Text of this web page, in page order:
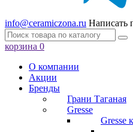
info@ceramiczona.ru Написать
корзина 0
О компании
Акции
Бренды
Грани Таганая
Gresse
Gresse